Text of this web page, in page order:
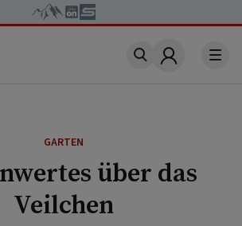
Account
GARTEN
über das
Veilchen